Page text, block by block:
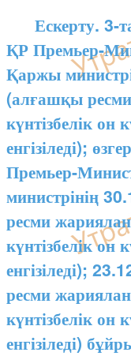
Ескерту. 3-
ҚР Премьер-
Қаржы
(алғашқы
күнтізбелік он
енгізіледі);
Премьер-
министрінің
ресми
күнтізбелік он
енгізіледі);
ресми
күнтізбелік он
енгізіледі)